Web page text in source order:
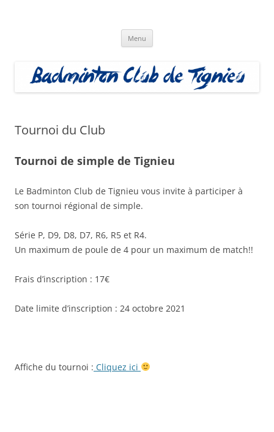
Menu
Tournoi du Club
Tournoi de simple de Tignieu
Le Badminton Club de Tignieu vous invite à participer à
son tournoi régional de simple.
Série P, D9, D8, D7, R6, R5 et R4.
Un maximum de poule de 4 pour un maximum de match!!
Frais d’inscription : 17€
Date limite d’inscription : 24 octobre 2021
Affiche du tournoi : Cliquez ici